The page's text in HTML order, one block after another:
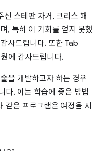
신 스테판 자거, 크리스 해
, 특히 이 기회를 얻지 못했
사드립니다. 또한 Tab
에 감사드립니다.
을 개발하고자 하는 경우
다. 이는 학습에 좋은 방법
은 프로그램은 여정을 시